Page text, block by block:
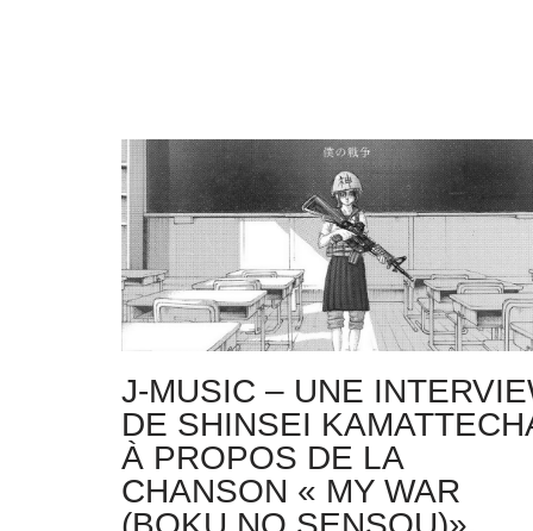
J-MUSIC – UNE
DE SHINSEI
À PROPOS DE LA
CHANSON « MY WAR